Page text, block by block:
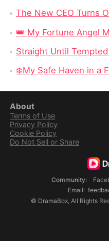
The New CEO Turns Out to Be My Gynecologist:
👑 My Fortune Angel Made Me a Queen: A
Straight Until Tempted by My Hockey Rival:
❄️My Safe Haven in a Frozen World:
About
Terms of Use
Privacy Policy
Cookie Policy
Do Not Sell or Share
Community:
Email:
© DramaBox, All Rights